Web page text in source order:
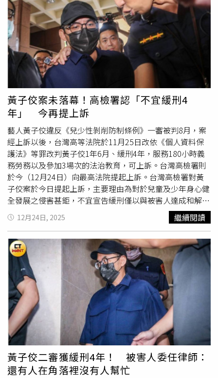
過劉珮瑄的爭議並非只有這一樁，根據本刊調查，劉珮瑄在
改名前曾指控一名吳男對其性侵，於2018年向桃園地檢署
告發強制性交，同時劉珮瑄也向桃園地方法院提出民事侵權
行為損害賠償訴訟，準備讓對方吃「刑民全餐」不料暫以失
敗收場。刑事部分，案經檢察官偵辦以後，認定吳男罪嫌不
足，做出不起訴處分。但劉珮瑄不服，向高檢署聲請再議
後，由高檢署發回桃檢續查，但此案依然於2019年3月17日
由檢方認定吳男罪嫌不足，做出不起訴處分。民事部分，桃
園地院認為，雙方於2016年7月24日凌晨發生性行為以後，
同日上、下午仍一同出遊，並參加演講活動，倘若被迫發生
性行為，理應會有排斥、遠離或報警、驗傷反應，但劉珮瑄
當下卻以無交通工具為由，請被告載其至講座現場，不符合
被害人通常反應且證據不足為由，駁回劉女的請求。劉女不
服，提出上訴，二審也遭駁回。劉珮瑄表示，對自己的所作
所為感到驕傲，並解釋自己會稱陳美華為「共犯」是因為當
時申訴性平案件時，對方未依規定於24小時內通報，違反性
平教育法22條。劉佩瑄說，我的共犯指涉的是「社會學中的
制度性共犯」，是一種評價，而非法律所定義的「共犯」，
但原審法官錯把評價當成事實描述。並強調自己沒有要退
讓，因為對方構成行政違失被調查是事實，目前自己已經提
出上訴。
定，因此仍有確保黃子佼日後審判及執行程序順利進行必
要，裁定自2026年1月2日起延長限制出境、出海8個月。回
顧案情，黃子佼2023年被爆「#MeToo 」風波，遭查自
2014年起註冊成為「創意私房」會員，並非法持有2259部
未成年性影像，一審依兒童及少年性剝削防制條例判處8月
徒刑，併科罰金10萬元。上訴後，黃子佼力拼輕判以及緩
刑，積極向被害人談和解。法院二審宣判認黃子佼陸續購
買、蒐集創意私房所販售的兒少性影像，屬於成年人故意對
少年非法蒐集、處理個人資料等犯意，已與37名被害人和解
並賠償完畢，改依個人資料保護法判刑1年6月，緩刑4年，
須提供義務勞務180小時及接受法治教育3場。檢方12月24
日向最高法院提起上訴。
黃子佼案未落幕！高檢署認「不宜緩刑4
年」 今再提上訴
藝人黃子佼違反《兒少性剝削防制條例》一審被判8月，案
經上訴以後，台灣高等法院於11月25日改依《個人資料保
護法》等罪改判黃子佼1年6月、緩刑4年，服務180小時義
務勞務以及參加3場次的法治教育，可上訴。台灣高檢署則
於今（12月24日）向最高法院提起上訴。台灣高檢署對黃
子佼案於今日提起上訴，主要理由為對於兒童及少年身心健
全發展之侵害甚鉅，不宜宣告緩刑僅以與被害人達成和解及
賠償完畢，即予以緩刑，有判決不適用法則或適用不當之違
法。回顧案情，黃子佼2023年被爆「#
」風波，遭查
自2014年起註冊成為「創意私房」會員，並非法持有2259
部未成年性影像，一審遭判8月徒刑併科罰金10萬元。上訴
後，黃子佼力拼輕判以及緩刑，多次在媒體鏡頭前道歉外，
更積極向被害人談和解。11月24日，黃子佼透過律師發布
聲明，表示目前已在法院協助下，向全數的被害人完成和
解，並指出「我已認知每一張兒童少年性影像都是血淋淋的
故事，會造成孩子一輩子創傷。若沒有人下載，就不會有人
供給。我深切悔悟當年做錯的事，向所有被害者再次道
歉。」二審判決於11月25日出爐，台灣高等法院宣判撤銷
原審，依照《個人資料保護法》成年人故意對少年犯個人資
料保護法等罪改判黃子佼1年6月、緩刑4年，服務180小時
義務勞務以及參加3場次的法治教育，可上訴。
12月24日, 2025 繼續閱讀
黃子佼二審獲緩刑4年！ 被害人委任律師：
還有人在角落裡沒有人幫忙